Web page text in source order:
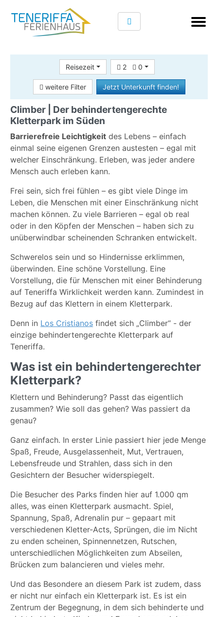
Reisezeit 2 0
weitere Filter Jetzt Unterkunft finden!
Climber | Der behindertengerechte
Kletterpark im Süden
Barrierefreie Leichtigkeit des Lebens – einfach
einmal seine eigenen Grenzen austesten – egal mit
welcher Einschränkung. Erleben, was jeder andere
Mensch auch erleben kann.
Frei sein, sich frei fühlen – es gibt viele Dinge im
Leben, die Menschen mit einer Einschränkung nicht
machen können. Zu viele Barrieren – egal ob real
oder in den Köpfen der Menschen – haben sich zu
unüberwindbar scheinenden Schranken entwickelt.
Schwerelos sein und so Hindernisse erklimmen,
überwinden. Eine schöne Vorstellung. Eine
Vorstellung, die für Menschen mit einer Behinderung
auf Teneriffa Wirklichkeit werden kann. Zumindest in
Bezug auf das Klettern in einem Kletterpark.
Denn in Los Cristianos findet sich „Climber“ - der
einzige behindertengerechte Kletterpark auf
Teneriffa.
Was ist ein behindertengerechter
Kletterpark?
Klettern und Behinderung? Passt das eigentlich
zusammen? Wie soll das gehen? Was passiert da
genau?
Ganz einfach. In erster Linie passiert hier jede Menge
Spaß, Freude, Ausgelassenheit, Mut, Vertrauen,
Lebensfreude und Strahlen, dass sich in den
Gesichtern der Besucher widerspiegelt.
Die Besucher des Parks finden hier auf 1.000 qm
alles, was einen Kletterpark ausmacht. Spiel,
Spannung, Spaß, Adrenalin pur – gepaart mit
verschiedenen Kletter-Acts, Sprüngen, die im Nicht
zu enden scheinen, Spinnennetzen, Rutschen,
unterschiedlichen Möglichkeiten zum Abseilen,
Brücken zum balancieren und vieles mehr.
Und das Besondere an diesem Park ist zudem, dass
er nicht nur einfach ein Kletterpark ist. Es ist ein
Zentrum der Begegnung, in dem sich behinderte und